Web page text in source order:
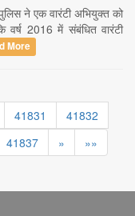
ने एक वारंटी अभियुक्त को
वर्ष 2016 में संबंधित वारंटी
More
41831
41832
41837 » »»